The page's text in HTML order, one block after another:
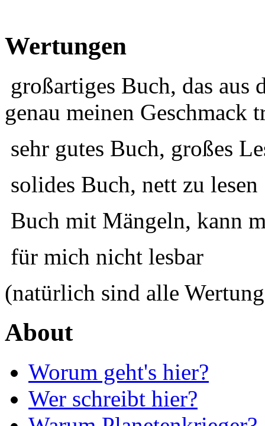
Wertungen
großartiges Buch, das aus
genau meinen Geschmack
sehr gutes Buch, großes
solides Buch, nett zu lesen
Buch mit Mängeln, kann
für mich nicht lesbar
(natürlich sind alle
About
Worum geht's hier?
Wer schreibt hier?